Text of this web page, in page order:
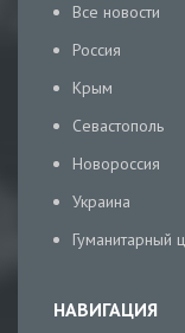
Все новости
Россия
Крым
Севастополь
Новороссия
Украина
Гуманитарный
НАВИГАЦИЯ